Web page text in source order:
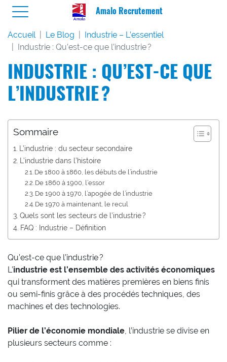
Amalo Recrutement
Accueil Le Blog
Industrie – L’essentiel
Industrie : Qu’est-ce que l’industrie ?
INDUSTRIE : QU’EST-CE QUE
L’INDUSTRIE ?
Sommaire
L’industrie : du secteur secondaire
L’industrie dans l’histoire
De 1800 à 1860, les débuts de l’industrie
De 1860 à 1900, l’essor
De 1900 à 1970, l’apogée de l’industrie
De 1970 à maintenant, le recul
Quels sont les secteurs de l’industrie ?
FAQ : Industrie – Définition
Qu’est-ce que l’industrie ?
L’industrie est l’ensemble des activités économiques
qui transforment des matières premières en biens finis
ou semi-finis grâce à des procédés techniques, des
machines et des technologies.
Pilier de l’économie mondiale, l’industrie se divise en
plusieurs secteurs comme :